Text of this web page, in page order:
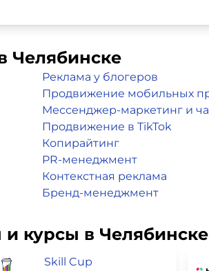
Челябинске
Реклама у блогеров
Продвижение мобильных
Мессенджер-маркетинг и
Продвижение в TikTok
Копирайтинг
PR-менеджмент
Контекстная реклама
Бренд-менеджмент
курсы в Челябинске
Skill Cup